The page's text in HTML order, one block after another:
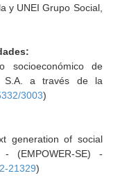
y UNEI Grupo Social,
socioeconómico de
S.A. a través de la
3003)
generation of social
- (EMPOWER-SE) -
21329)